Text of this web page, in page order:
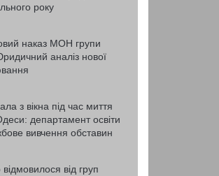
року
наказ МОН групи
аналіз нової
з вікна під час миття
департамент освіти
вивчення обставин
від груп